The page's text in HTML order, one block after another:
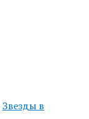
Звезды в